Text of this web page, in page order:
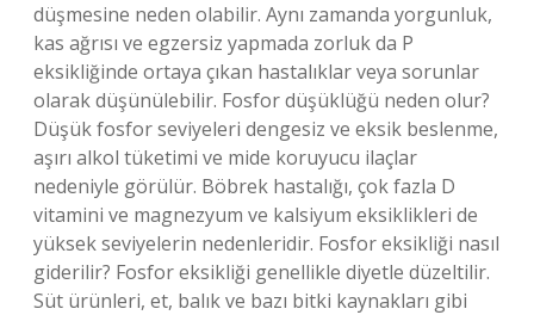
düşmesine neden olabilir. Aynı zamanda yorgunluk,
kas ağrısı ve egzersiz yapmada zorluk da P
eksikliğinde ortaya çıkan hastalıklar veya sorunlar
olarak düşünülebilir. Fosfor düşüklüğü neden olur?
Düşük fosfor seviyeleri dengesiz ve eksik beslenme,
aşırı alkol tüketimi ve mide koruyucu ilaçlar
nedeniyle görülür. Böbrek hastalığı, çok fazla D
vitamini ve magnezyum ve kalsiyum eksiklikleri de
yüksek seviyelerin nedenleridir. Fosfor eksikliği nasıl
giderilir? Fosfor eksikliği genellikle diyetle düzeltilir.
Süt ürünleri, et, balık ve bazı bitki kaynakları gibi